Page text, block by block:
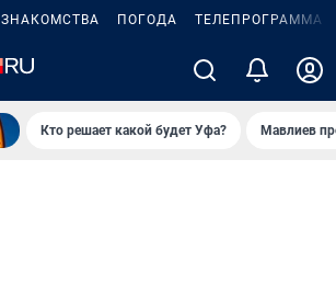
ЗНАКОМСТВА ПОГОДА ТЕЛЕПРОГРАММА
Кто решает какой будет Уфа? Мавлиев